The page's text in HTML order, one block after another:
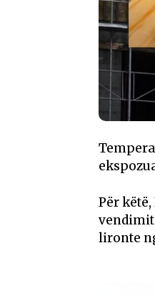
Për
vendimit
lironte